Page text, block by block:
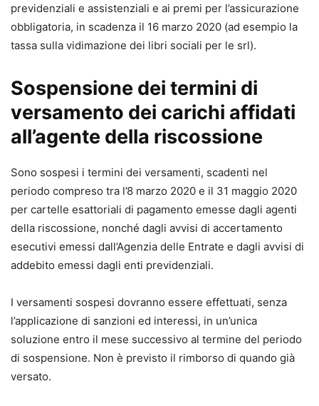
previdenziali e assistenziali e ai premi per l’assicurazione
obbligatoria, in scadenza il 16 marzo 2020 (ad esempio la
tassa sulla vidimazione dei libri sociali per le srl).
Sospensione dei termini di
versamento dei carichi affidati
all’agente della riscossione
Sono sospesi i termini dei versamenti, scadenti nel
periodo compreso tra l’8 marzo 2020 e il 31 maggio 2020
per cartelle esattoriali di pagamento emesse dagli agenti
della riscossione, nonché dagli avvisi di accertamento
esecutivi emessi dall’Agenzia delle Entrate e dagli avvisi di
addebito emessi dagli enti previdenziali.
I versamenti sospesi dovranno essere effettuati, senza
l’applicazione di sanzioni ed interessi, in un’unica
soluzione entro il mese successivo al termine del periodo
di sospensione. Non è previsto il rimborso di quando già
versato.